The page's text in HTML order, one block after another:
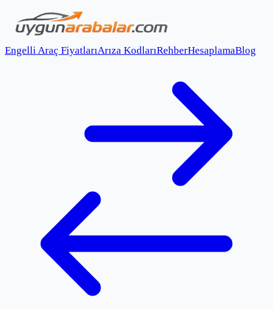
Engelli Araç FiyatlarıArıza KodlarıRehberHesaplamaBlog